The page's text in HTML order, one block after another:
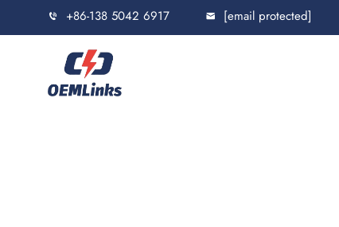
+86-138 5042 6917 [email protected]